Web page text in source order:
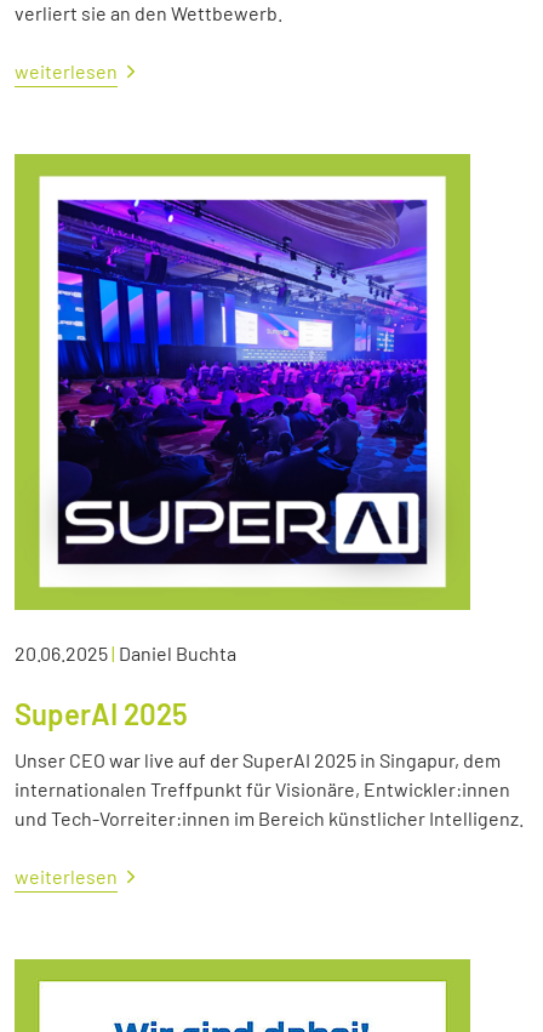
verliert sie an den Wettbewerb.
weiterlesen
20.06.2025| Daniel Buchta
SuperAI 2025
Unser CEO war live auf der SuperAI 2025 in Singapur, dem
internationalen Treffpunkt für Visionäre, Entwickler:innen
und Tech-Vorreiter:innen im Bereich künstlicher Intelligenz.
weiterlesen